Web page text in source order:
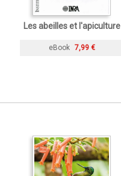
Les abeilles et l'apiculture
eBook 7,99 €